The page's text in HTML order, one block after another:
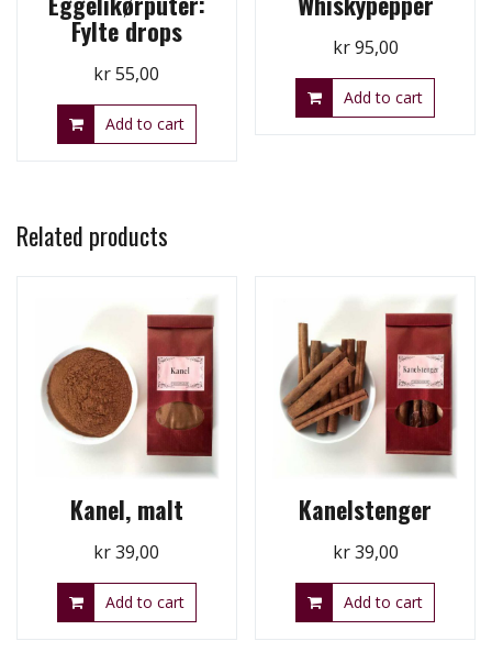
Fylte drops
kr55,00
Add to cart
kr95,00
Add to cart
Related products
Kanel, malt
kr39,00
Add to cart
Kanelstenger
kr39,00
Add to cart